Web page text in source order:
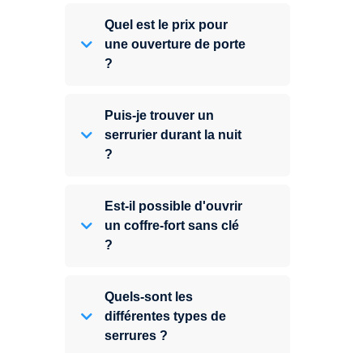
Quel est le prix pour
une ouverture de porte
?
Puis-je trouver un
serrurier durant la nuit
?
Est-il possible d'ouvrir
un coffre-fort sans clé
?
Quels-sont les
différentes types de
serrures ?